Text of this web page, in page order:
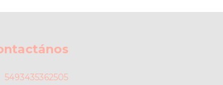
5493435362505